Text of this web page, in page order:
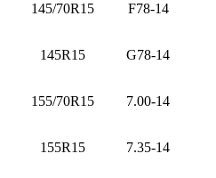
145/70R15 F78-14
145R15 G78-14
155/70R15 7.00-14
155R15 7.35-14